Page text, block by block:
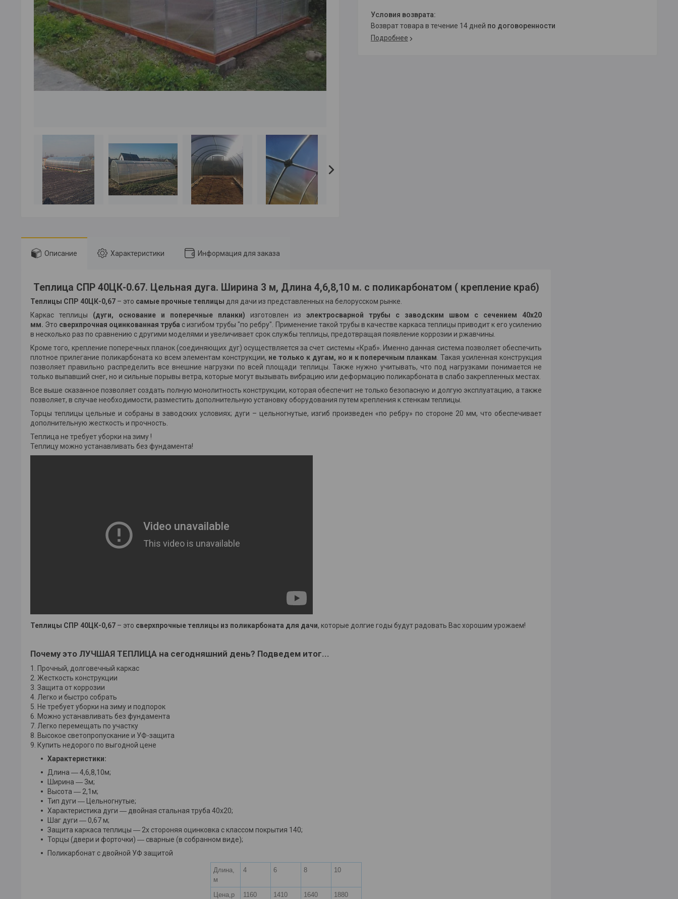
возврат товара в течение 14 дней по договоренности
Подробнее
Описание Характеристики Информация для заказа
Теплица СПР 40ЦК-0.67. Цельная дуга. Ширина 3 м, Длина 4,6,8,10 м. с поликарбонатом ( крепление краб)
Теплицы СПР 40ЦК-0,67 – это самые прочные теплицы для дачи из представленных на белорусском рынке.
Каркас теплицы (дуги, основание и поперечные планки) изготовлен из электросварной трубы с заводским швом с сечением 40х20
мм. Это сверхпрочная оцинкованная труба с изгибом трубы "по ребру". Применение такой трубы в качестве каркаса теплицы приводит к его усилению
в несколько раз по сравнению с другими моделями и увеличивает срок службы теплицы, предотвращая появление коррозии и ржавчины.
Кроме того, крепление поперечных планок (соединяющих дуг) осуществляется за счет системы «Краб». Именно данная система позволяет обеспечить
плотное прилегание поликарбоната ко всем элементам конструкции, не только к дугам, но и к поперечным планкам. Такая усиленная конструкция
позволяет правильно распределить все внешние нагрузки по всей площади теплицы. Также нужно учитывать, что под нагрузками понимается не
только выпавший снег, но и сильные порывы ветра, которые могут вызывать вибрацию или деформацию поликарбоната в слабо закрепленных местах.
Все выше сказанное позволяет создать полную монолитность конструкции, которая обеспечит не только безопасную и долгую эксплуатацию, а также
позволяет, в случае необходимости, разместить дополнительную установку оборудования путем крепления к стенкам теплицы.
Торцы теплицы цельные и собраны в заводских условиях; дуги – цельногнутые, изгиб произведен «по ребру» по стороне 20 мм, что обеспечивает
дополнительную жесткость и прочность.
Теплица не требует уборки на зиму !
Теплицу можно устанавливать без фундамента!
Теплицы СПР 40ЦК-0,67 – это сверхпрочные теплицы из поликарбоната для дачи, которые долгие годы будут радовать Вас хорошим урожаем!
Почему это ЛУЧШАЯ ТЕПЛИЦА на сегодняшний день? Подведем итог...
1. Прочный, долговечный каркас
2. Жесткость конструкции
3. Защита от коррозии
4. Легко и быстро собрать
5. Не требует уборки на зиму и подпорок
6. Можно устанавливать без фундамента
7. Легко перемещать по участку
8. Высокое светопропускание и УФ-защита
9. Купить недорого по выгодной цене
Характеристики:
​Длина ― 4,6,8,10м;
Ширина ― 3м;
Высота ― 2,1м;
Тип дуги ― Цельногнутые;
Характеристика дуги ― двойная стальная труба 40х20;
Шаг дуги ― 0,67 м;
Защита каркаса теплицы ― 2х стороняя оцинковка с классом покрытия 140;
Торцы (двери и форточки) ― сварные (в собранном виде);
Поликарбонат с двойной УФ защитой
Длина,
м
4 6 8 10
Цена,р
1160 1410 1640 1880